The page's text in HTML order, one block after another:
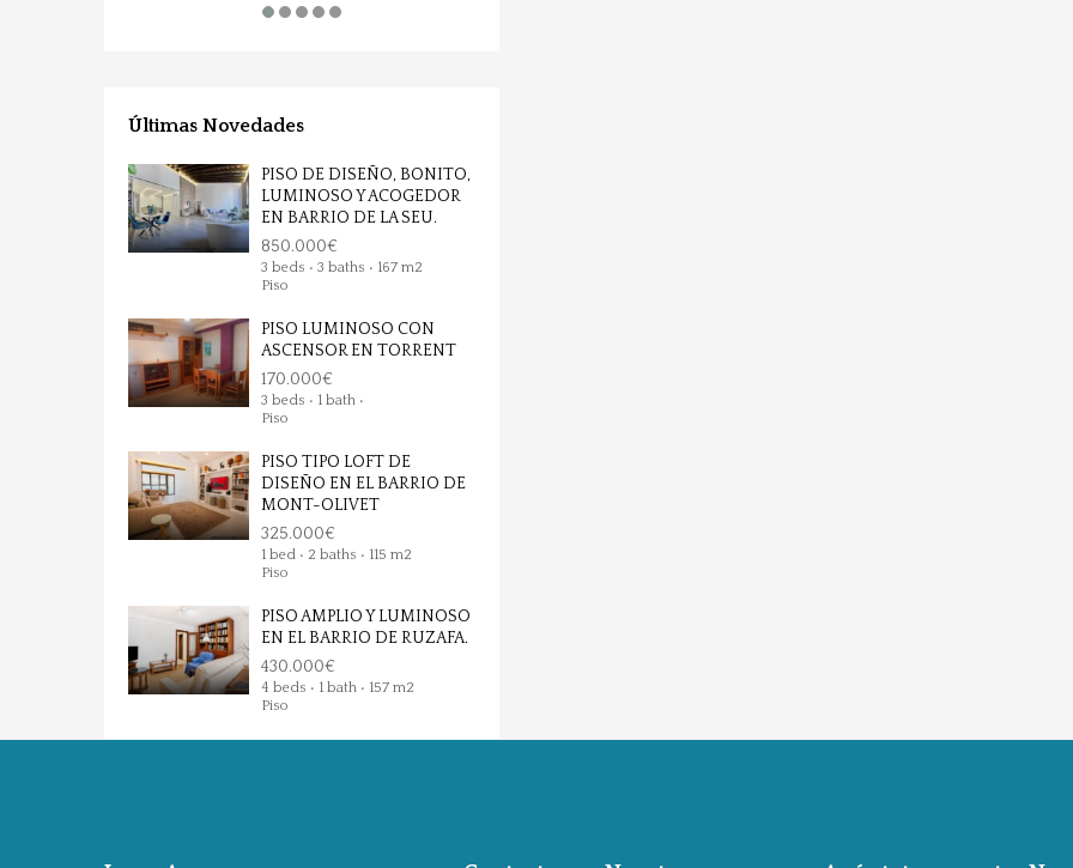
Últimas Novedades
PISO DE DISEÑO, BONITO,
LUMINOSO Y ACOGEDOR
EN BARRIO DE LA SEU.
850.000€
3 beds • 3 baths • 167 m2
Piso
PISO LUMINOSO CON
ASCENSOR EN TORRENT
170.000€
3 beds • 1 bath •
Piso
PISO TIPO LOFT DE
DISEÑO EN EL BARRIO DE
MONT-OLIVET
325.000€
1 bed • 2 baths • 115 m2
Piso
PISO AMPLIO Y LUMINOSO
EN EL BARRIO DE RUZAFA.
430.000€
4 beds • 1 bath • 157 m2
Piso